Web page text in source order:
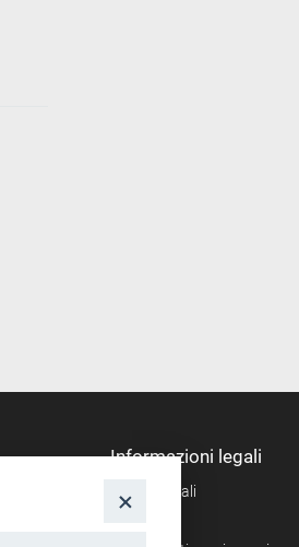
Informazioni legali
Note legali